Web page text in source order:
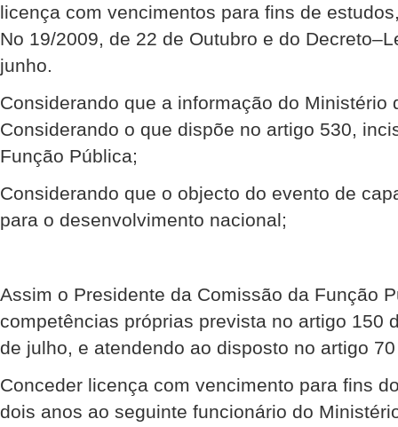
licença com vencimentos para fins de
No 19/2009, de 22 de Outubro e do
junho.
Considerando que a informação do Ministério
Considerando o que dispõe no artigo 530,
Função Pública;
Considerando que o objecto do evento de
para o desenvolvimento nacional;
Assim o Presidente da Comissão da Função
competências próprias prevista no artigo 150
de julho, e atendendo ao disposto no artigo
Conceder licença com vencimento para fins
dois anos ao seguinte funcionário do